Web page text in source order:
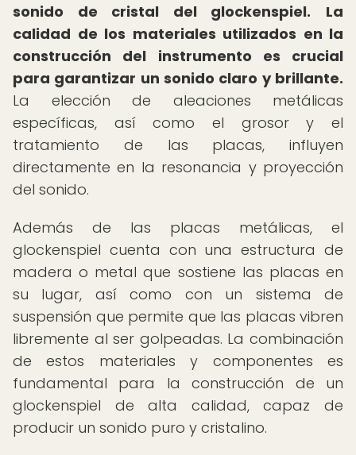
sonido de cristal del glockenspiel.
La
calidad de los materiales utilizados en la
construcción del instrumento es crucial
para garantizar un sonido claro y brillante.
La elección de aleaciones metálicas
específicas, así como el grosor y el
tratamiento de las placas, influyen
directamente en la resonancia y proyección
del sonido.
Además de las placas metálicas, el
glockenspiel cuenta con una estructura de
madera o metal que sostiene las placas en
su lugar, así como con un sistema de
suspensión que permite que las placas vibren
libremente al ser golpeadas. La combinación
de estos materiales y componentes es
fundamental para la construcción de un
glockenspiel de alta calidad, capaz de
producir un sonido puro y cristalino.